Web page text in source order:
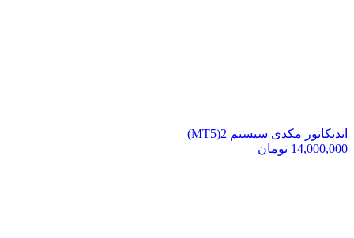
اندیکاتور مکدی سیستم 2(MT5)
14,000,000 تومان